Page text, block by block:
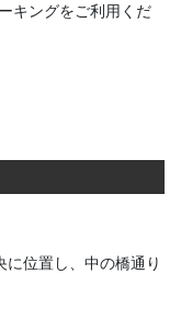
位置し、中の橋通り
キングをご利用くだ